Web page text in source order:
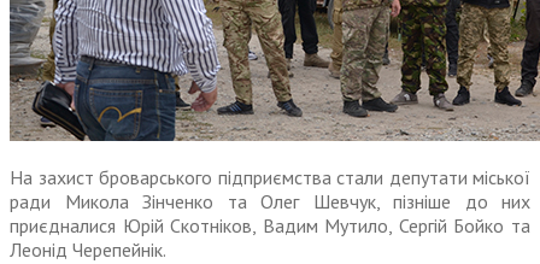
На захист броварського підприємства стали депутати міської
ради Микола Зінченко та Олег Шевчук, пізніше до них
приєдналися Юрій Скотніков, Вадим Мутило, Сергій Бойко та
Леонід Черепейнік.